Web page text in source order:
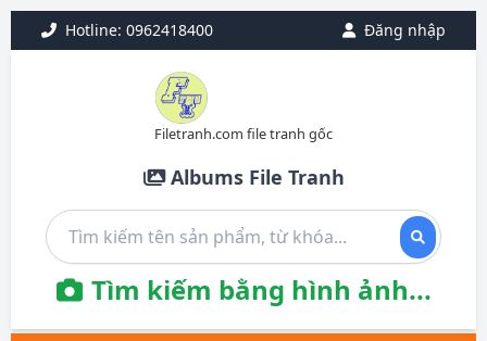
Hotline: 0962418400 Đăng nhập
Filetranh.com file tranh gốc
Albums File Tranh
Tìm kiếm bằng hình ảnh...